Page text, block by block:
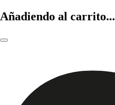
Añadiendo al carrito...